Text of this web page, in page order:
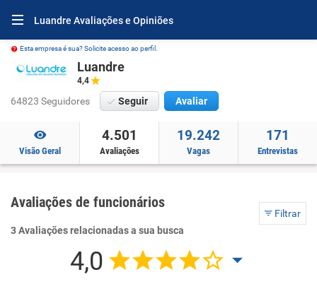
Luandre Avaliações e Opiniões
Esta empresa é sua? Solicite acesso ao perfil.
Luandre
4,4
64823 Seguidores Seguir Avaliar
Visão Geral
4.501
Avaliações
19.242
Vagas
171
Entrevistas
Avaliações de funcionários
Filtrar
3 Avaliações relacionadas a sua busca
4,0